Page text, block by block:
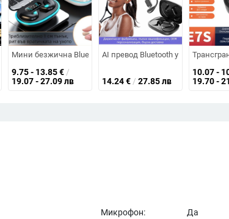
свързаност, обхват до 10 m, Bluetooth 5.0
ушен дизайн, шумопотискане, Bluetooth 5.4, обхват 10 m,
с neckband — Bluetooth 5.4, обхват 10 м, живот на
Мини безжична Bluetooth слушалка, ултра тънък дизайн,
9.75 - 13.85€ /
19.07 - 27.09 лв
AI превод Bluetooth ушна
14.24€ / 27.85 лв
10.07 -
19.70 -
Микрофон:
Да